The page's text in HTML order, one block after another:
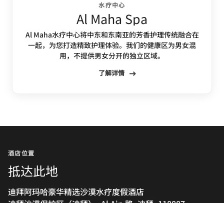
水疗中心
Al Maha Spa
Al Maha水疗中心将中东和东南亚的芳香护理传统融合在
一起，为您打造精致护理体验。我们的健康区为男女混
用，不提供男女分开的独立区域。
了解详情
酒店位置
抵达此地
迪拜阿玛哈豪华精选沙漠水疗度假酒店